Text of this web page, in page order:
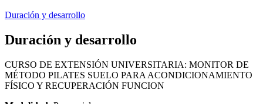
Duración y desarrollo
Duración y desarrollo
CURSO DE EXTENSIÓN UNIVERSITARIA: MONITOR DE
MÉTODO PILATES SUELO PARA ACONDICIONAMIENTO
FÍSICO Y RECUPERACIÓN FUNCION